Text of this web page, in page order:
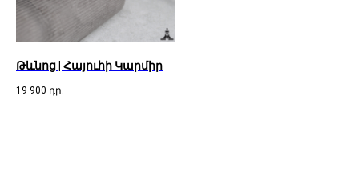
Թևնոց | Հայուհի Կարմիր
19 900 դր.